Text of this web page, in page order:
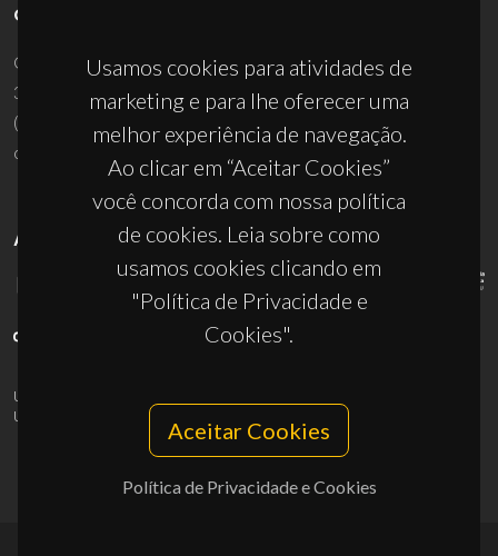
Usamos cookies para atividades de
marketing e para lhe oferecer uma
melhor experiência de navegação.
Ao clicar em “Aceitar Cookies”
você concorda com nossa política
de cookies. Leia sobre como
usamos cookies clicando em
"Política de Privacidade e
Cookies".
Aceitar Cookies
Política de Privacidade e Cookies
CONTACTOS
Campus Universitário de Santiago
3810-193 Aveiro - Portugal
(+351) 234 370 200
ciceco@ua.pt
APOIOS
UID/PRR/50011/2025
UID/PRR2/50011/2025
10.54499/UID/PRR2/50011/2025